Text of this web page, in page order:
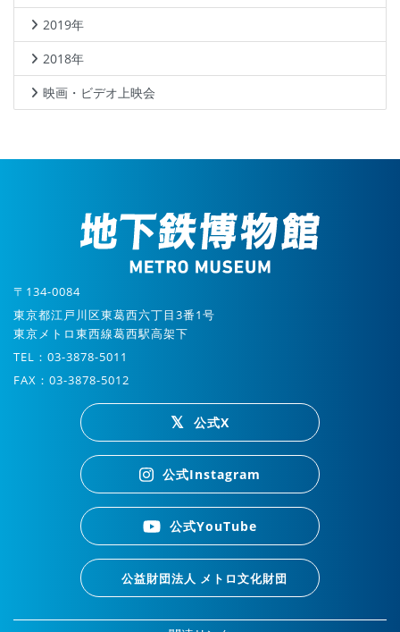
2019年
2018年
映画・ビデオ上映会
〒134-0084
東京都江戸川区東葛西六丁目3番1号
東京メトロ東西線葛西駅高架下
TEL：03-3878-5011
FAX：03-3878-5012
公式X
公式Instagram
公式YouTube
公益財団法人 メトロ文化財団